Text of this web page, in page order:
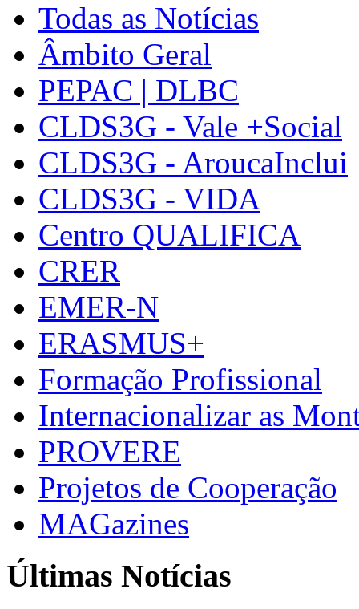
Todas as Notícias
Âmbito Geral
PEPAC | DLBC
CLDS3G - Vale +Social
CLDS3G - AroucaInclui
CLDS3G - VIDA
Centro QUALIFICA
CRER
EMER-N
ERASMUS+
Formação Profissional
Internacionalizar as
PROVERE
Projetos de Cooperação
MAGazines
Últimas Notícias